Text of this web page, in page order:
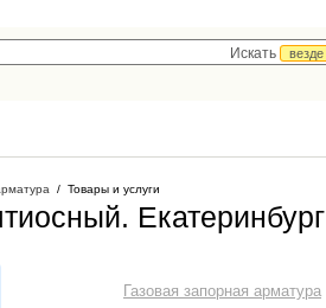
Искать
везде
/ Товары и услуги
. Екатеринбург
Газовая запорная арматура